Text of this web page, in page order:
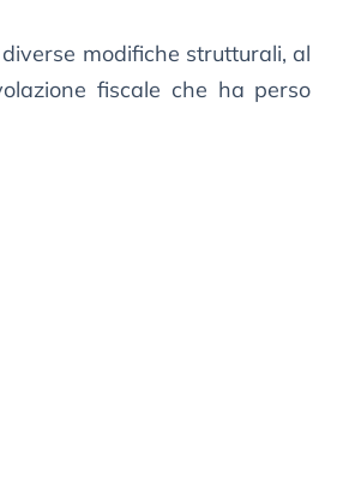
modifiche strutturali, al
fiscale che ha perso